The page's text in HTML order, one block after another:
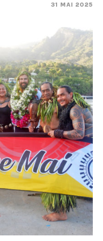
31 MAI 2025